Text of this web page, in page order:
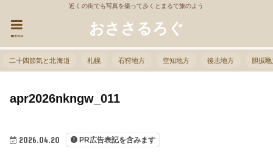
近くの街でも写真を撮って歩くとまるで旅のよう
おささるろぐ
menu
二十四節気と北海道 札幌 石狩地方 空知地方 後志地方 胆振
2026.04.20 PR広告表記を含みます
apr2026nkngw_011